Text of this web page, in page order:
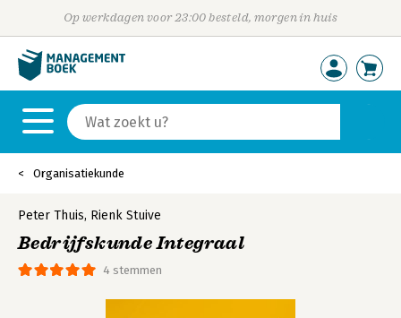
Op werkdagen voor 23:00 besteld, morgen in huis
Organisatiekunde
4 stemmen
Peter Thuis, Rienk Stuive
Bedrijfskunde Integraal